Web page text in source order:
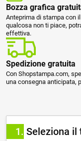
Bozza grafica
Anteprima di stampa con
qualcosa non ti piace,
effettiva.
Spedizione gratuita
Con Shopstampa.com,
una consegna anticipata,
1 Seleziona il